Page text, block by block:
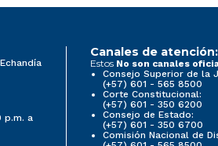
p.m. a
Canales de atención:
Estos No son canales
Consejo Superior de la
(+57) 601 - 565 8500
Corte Constitucional:
(+57) 601 - 350 6200
Consejo de Estado:
(+57) 601 - 350 6700
Comisión Nacional de